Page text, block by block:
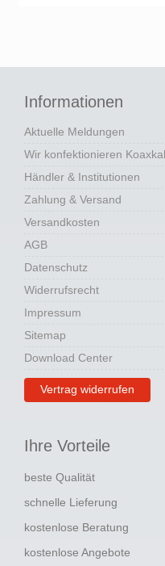
Informationen
Aktuelle Meldungen
Wir konfektionieren
Händler & Institutionen
Zahlung & Versand
Versandkosten
AGB
Datenschutz
Widerrufsrecht
Impressum
Sitemap
Download Center
Vertrag widerrufen
Ihre Vorteile
beste Qualität
schnelle Lieferung
kostenlose Beratung
kostenlose Angebote